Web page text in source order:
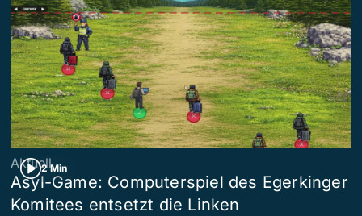
2 Min
Aktuell
Asyl-Game: Computerspiel des Egerkinger
Komitees entsetzt die Linken